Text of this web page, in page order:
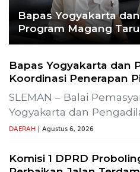
Bapas Yogyakarta
Program Magang
Bapas Yogyakarta dan
Koordinasi Penerapan
SLEMAN – Balai
Yogyakarta dan
DAERAH | Agustus 6, 2026
Komisi 1 DPRD